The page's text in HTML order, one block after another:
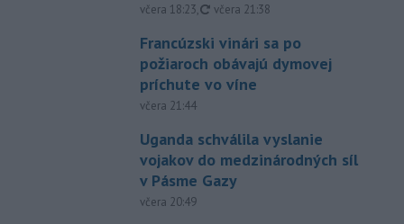
včera 18:23, aktualizované
včera 21:38
Francúzski vinári sa po
požiaroch obávajú dymovej
príchute vo víne
včera 21:44
Uganda schválila vyslanie
vojakov do medzinárodných síl
v Pásme Gazy
včera 20:49